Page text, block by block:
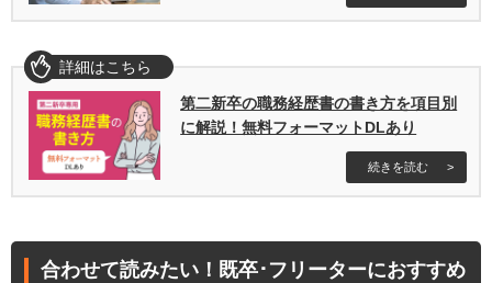
詳細はこちら
第二新卒の職務経歴書の書き方を項目別
に解説！無料フォーマットDLあり
続きを読む
合わせて読みたい！既卒･フリーターにおすすめ